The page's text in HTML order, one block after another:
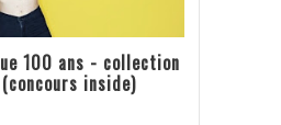
100 ans - collection
inside)